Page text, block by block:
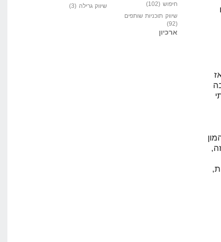
המון
חיפוש (102)
שיווק גרילה (3)
שיווק תוכניות שותפים
(92)
ארכיון